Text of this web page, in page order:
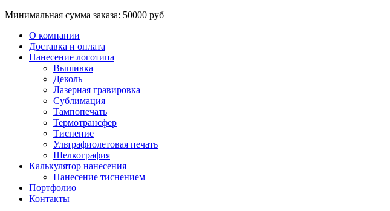
Минимальная сумма заказа: 50000 руб
О компании
Доставка и оплата
Нанесение логотипа
Вышивка
Деколь
Лазерная гравировка
Сублимация
Тампопечать
Термотрансфер
Тиснение
Ультрафиолетовая печать
Шелкография
Калькулятор нанесения
Нанесение тиснением
Портфолио
Контакты